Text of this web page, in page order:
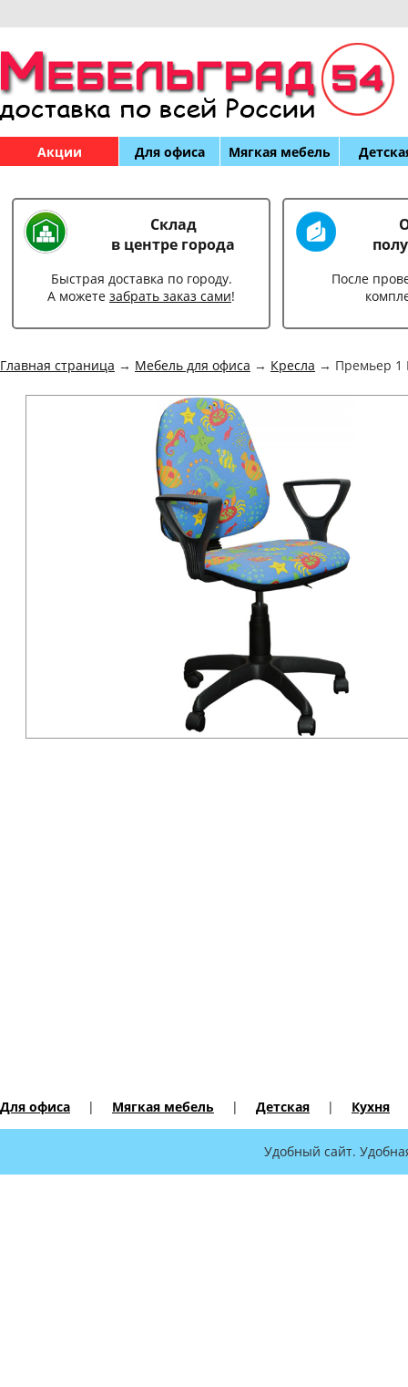
Акции Для офиса Мягкая мебель
Склад
в центре города
Быстрая доставка по городу.
А можете забрать заказ сами!
После
Главная страница → Мебель для офиса → Кресла → Премьер 1
Для офиса | Мягкая мебель | Детская | Кухня
Удобный сайт.